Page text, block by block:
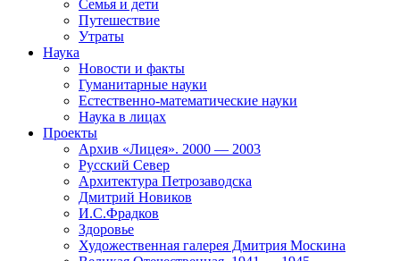
Семья и дети
Путешествие
Утраты
Наука
Новости и факты
Гуманитарные науки
Естественно-математические науки
Наука в лицах
Проекты
Архив «Лицея». 2000 — 2003
Русский Север
Архитектура Петрозаводска
Дмитрий Новиков
И.С.Фрадков
Здоровье
Художественная галерея Дмитрия Москина